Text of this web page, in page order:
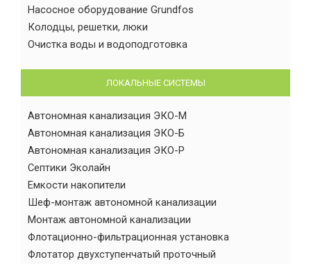
Насосное оборудование Grundfos
Колодцы, решетки, люки
Очистка воды и водоподготовка
ЛОКАЛЬНЫЕ СИСТЕМЫ
Автономная канализация ЭКО-М
Автономная канализация ЭКО-Б
Автономная канализация ЭКО-Р
Септики Эколайн
Емкости накопители
Шеф-монтаж автономной канализации
Монтаж автономной канализации
Флотационно-фильтрационная установка
Флотатор двухступенчатый проточный